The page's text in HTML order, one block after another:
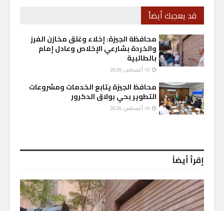
قد يعجبك أيضاً
محافظة الجيزة: إخلاء وغلق مخازن الفرز
والخردة بشارعي الإخلاص وعادل إمام
بالطالبية
محافظ الجيزة يتابع الخدمات ومشروعات
التطوير بحي بولاق الدكرور
إقرأ أيضاً